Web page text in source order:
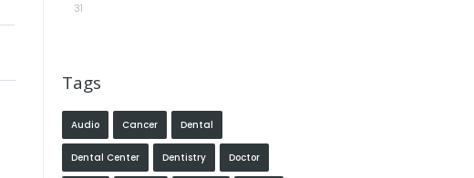
31
Tags
Audio Cancer Dental
Dental Center Dentistry Doctor